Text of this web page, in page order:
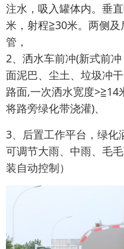
注水，吸入罐体内。垂
米，射程≧30米。两侧
管，
2、洒水车前冲(新式前
面泥巴、尘土、垃圾冲
路面,一次洒水宽度>≧14
将路旁绿化带浇灌)、
3、后置工作平台，绿化
可调节大雨、中雨、毛
装自动控制）